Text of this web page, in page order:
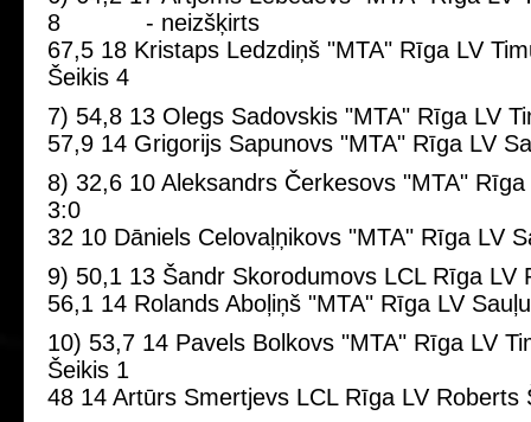
8 - neizšķirts
67,5 18 Kristaps Ledzdiņš "MTA" Rīga LV
Šeikis 4
7) 54,8 13 Olegs Sadovskis "MTA" Rīga LV
57,9 14 Grigorijs Sapunovs "MTA" Rīga LV
8) 32,6 10 Aleksandrs Čerkesovs "MTA"
3:0
32 10 Dāniels Celovaļņikovs "MTA" Rīga LV
9) 50,1 13 Šandr Skorodumovs LCL Rīga LV
56,1 14 Rolands Aboļiņš "MTA" Rīga LV
10) 53,7 14 Pavels Bolkovs "MTA" Rīga LV
Šeikis 1
48 14 Artūrs Smertjevs LCL Rīga LV Roberts